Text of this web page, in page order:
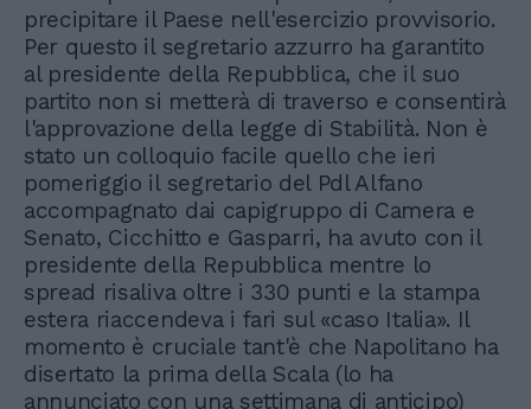
precipitare il Paese nell'esercizio provvisorio.
Per questo il segretario azzurro ha garantito
al presidente della Repubblica, che il suo
partito non si metterà di traverso e consentirà
l'approvazione della legge di Stabilità. Non è
stato un colloquio facile quello che ieri
pomeriggio il segretario del Pdl Alfano
accompagnato dai capigruppo di Camera e
Senato, Cicchitto e Gasparri, ha avuto con il
presidente della Repubblica mentre lo
spread risaliva oltre i 330 punti e la stampa
estera riaccendeva i fari sul «caso Italia». Il
momento è cruciale tant'è che Napolitano ha
disertato la prima della Scala (lo ha
annunciato con una settimana di anticipo)